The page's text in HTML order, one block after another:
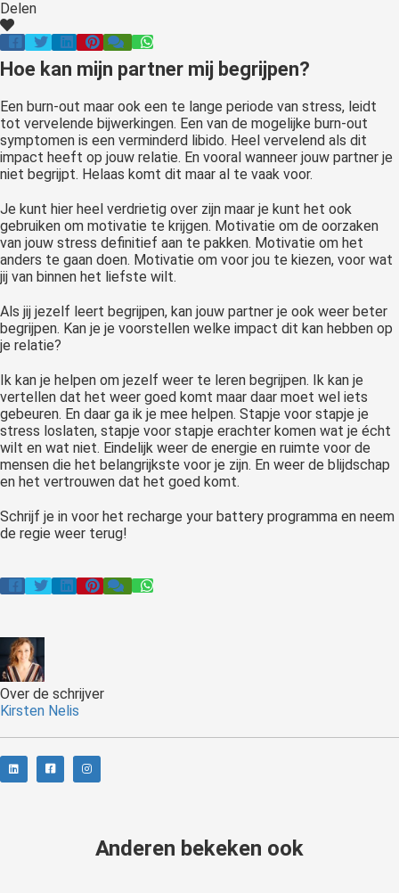
Delen
Hoe kan mijn partner mij begrijpen?
Een burn-out maar ook een te lange periode van stress, leidt
tot vervelende bijwerkingen. Een van de mogelijke burn-out
symptomen is een verminderd libido. Heel vervelend als dit
impact heeft op jouw relatie. En vooral wanneer jouw partner je
niet begrijpt. Helaas komt dit maar al te vaak voor.
Je kunt hier heel verdrietig over zijn maar je kunt het ook
gebruiken om motivatie te krijgen. Motivatie om de oorzaken
van jouw stress definitief aan te pakken. Motivatie om het
anders te gaan doen. Motivatie om voor jou te kiezen, voor wat
jij van binnen het liefste wilt.
Als jij jezelf leert begrijpen, kan jouw partner je ook weer beter
begrijpen. Kan je je voorstellen welke impact dit kan hebben op
je relatie?
Ik kan je helpen om jezelf weer te leren begrijpen. Ik kan je
vertellen dat het weer goed komt maar daar moet wel iets
gebeuren. En daar ga ik je mee helpen. Stapje voor stapje je
stress loslaten, stapje voor stapje erachter komen wat je écht
wilt en wat niet. Eindelijk weer de energie en ruimte voor de
mensen die het belangrijkste voor je zijn. En weer de blijdschap
en het vertrouwen dat het goed komt.
Schrijf je in voor het recharge your battery programma en neem
de regie weer terug!
Over de schrijver
Kirsten Nelis
Anderen bekeken ook
gebruikt
de
Hierdoor
website-
van